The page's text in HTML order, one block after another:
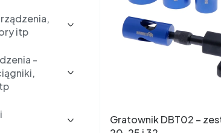
itp
-
Gratownik DBT02 –